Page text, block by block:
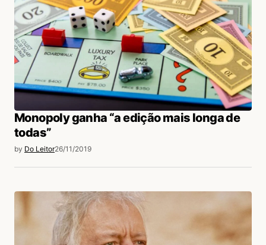
Monopoly ganha “a edição mais longa de
todas”
by Do Leitor26/11/2019